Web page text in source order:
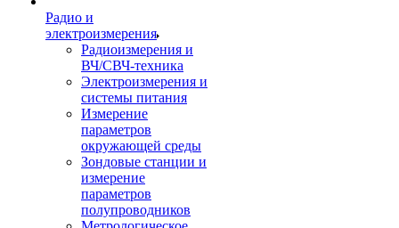
Радио и
электроизмерения
Радиоизмерения и
ВЧ/СВЧ-техника
Электроизмерения и
системы питания
Измерение
параметров
окружающей среды
Зондовые станции и
измерение
параметров
полупроводников